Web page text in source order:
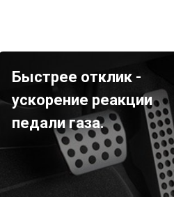
Быстрее отклик -
ускорение реакции
педали газа.